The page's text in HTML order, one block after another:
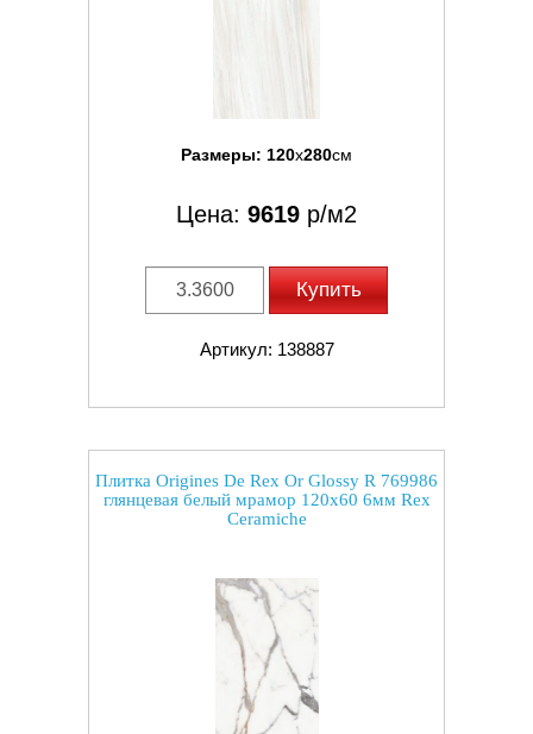
Размеры: 120x280см
Цена: 9619 р/м2
Купить
Артикул: 138887
Плитка Origines De Rex Or Glossy R 769986
глянцевая белый мрамор 120x60 6мм Rex
Ceramiche